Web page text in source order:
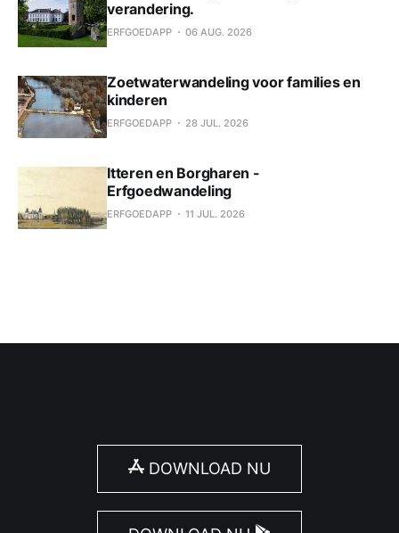
verandering.
ERFGOEDAPP 06 AUG. 2026
Zoetwaterwandeling voor families en
kinderen
ERFGOEDAPP 28 JUL. 2026
Itteren en Borgharen -
Erfgoedwandeling
ERFGOEDAPP 11 JUL. 2026
DOWNLOAD NU